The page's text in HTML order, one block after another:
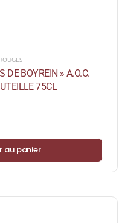
DE BOYREIN » A.O.C.
75CL
au panier